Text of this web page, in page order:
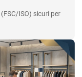
ISO) sicuri per